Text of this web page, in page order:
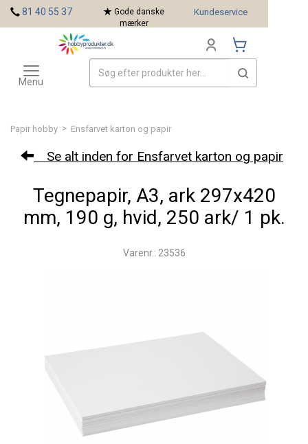
Papir hobby > Ensfarvet karton og papir
Se alt inden for Ensfarvet karton og papir
Tegnepapir, A3, ark 297x420
mm, 190 g, hvid, 250 ark/ 1 pk.
Varenr.: 23536
81 40 55 37
Gode danske
mærker
Kundeservice
Toggle
navigation
Menu
Mærker